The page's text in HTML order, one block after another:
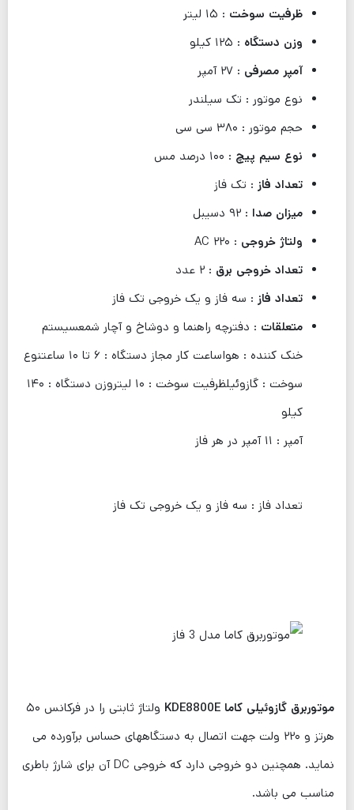
ظرفیت سوخت : ۱۵ لیتر
وزن دستگاه : ۱۲۵ کیلو
آمپر مصرفی : ۲۷ آمپر
نوع موتور : تک سیلندر
حجم موتور : ۳۸۰ سی سی
نوع سیم پیچ : ۱۰۰ درصد مس
تعداد فاز : تک فاز
میزان صدا : ۹۲ دسیبل
ولتاژ خروجی : ۲۲۰ AC
تعداد خروجی برق : ۲ عدد
تعداد فاز : سه فاز و یک خروجی تک فاز
متعلقات : دفترچه راهنما و دوشاخ و آچار شمعسیستم
خنک کننده : هواساعت کار مجاز دستگاه : ۶ تا ۱۰ ساعتنوع
سوخت : گازوئیلظرفیت سوخت : ۱۰ لیتروزن دستگاه : ۱۴۰
کیلو
آمپر : ۱۱ آمپر در هر فاز
تعداد فاز : سه فاز و یک خروجی تک فاز
موتوربرق گازوئیلی کاما KDE8800E
ولتاژ ثابتی را در فرکانس ۵۰
هرتز و ۲۲۰ ولت جهت اتصال به دستگاههای حساس برآورده می
نماید. همچنین دو خروجی دارد که خروجی DC آن برای شارژ باطری
مناسب می باشد.